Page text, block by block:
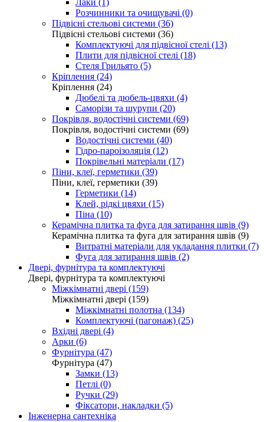
Розчинники та очищувачі (0)
Підвісні стельові системи (36)
Підвісні стельові системи (36)
Комплектуючі для підвісної стелі (13)
Плити для підвісної стелі (18)
Стеля Грильято (5)
Кріплення (24)
Кріплення (24)
Дюбелі та дюбель-цвяхи (4)
Саморізи та шурупи (20)
Покрівля, водостічні системи (69)
Покрівля, водостічні системи (69)
Водостічні системи (40)
Гідро-пароізоляція (12)
Покрівельні матеріали (17)
Піни, клеї, герметики (39)
Піни, клеї, герметики (39)
Герметики (14)
Клей, рідкі цвяхи (15)
Піна (10)
Керамічна плитка та фуга для затирання швів (9)
Керамічна плитка та фуга для затирання швів (9)
Витратні матеріали для укладання плитки (7)
Фуга для затирання швів (2)
Двері, фурнітура та комплектуючі
Двері, фурнітура та комплектуючі
Міжкімнатні двері (159)
Міжкімнатні двері (159)
Міжкімнатні полотна (134)
Комплектуючі (пагонаж) (25)
Вхідні двері (4)
Арки (6)
Фурнітура (47)
Фурнітура (47)
Замки (13)
Петлі (0)
Ручки (29)
Фіксатори, накладки (5)
Інженерна сантехніка